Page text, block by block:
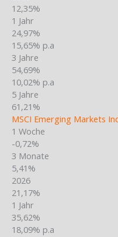
12,35%
1 Jahr
24,97%
15,65% p.a
3 Jahre
54,69%
10,02% p.a
5 Jahre
61,21%
MSCI Emerging Markets
1 Woche
-0,72%
3 Monate
5,41%
2026
21,17%
1 Jahr
35,62%
18,09% p.a